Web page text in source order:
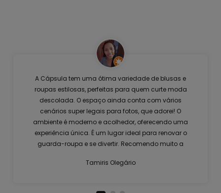
A Cápsula tem uma ótima variedade de blusas e
roupas estilosas, perfeitas para quem curte moda
descolada. O espaço ainda conta com vários
cenários super legais para fotos, que adorei! O
ambiente é moderno e acolhedor, oferecendo uma
experiência única. É um lugar ideal para renovar o
guarda-roupa e se divertir. Recomendo muito a
Tamiris Olegário